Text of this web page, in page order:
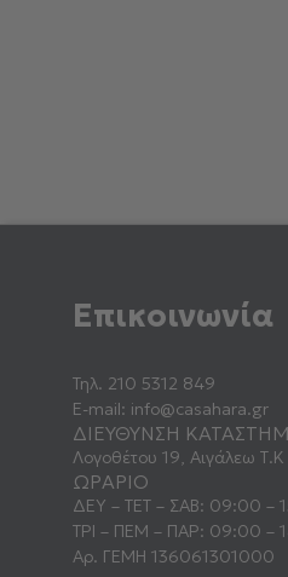
Επικοινωνία
Τηλ. 210 5312 849
E-mail: info@casahara.gr
ΔΙΕΥΘΥΝΣΗ
Λογοθέτου 19, Αιγάλεω
ΩΡΑΡΙΟ
ΔΕΥ – ΤΕΤ – ΣΑΒ: 09:00 –
ΤΡΙ – ΠΕΜ – ΠΑΡ: 09:00 –
Αρ. ΓΕΜΗ 136061301000